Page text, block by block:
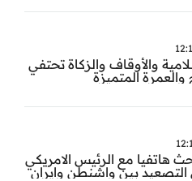
والأوقاف والزكاة تحتفي
المتميزة
امير قطر يبحث هاتفيا مع الرئيس الامريكي